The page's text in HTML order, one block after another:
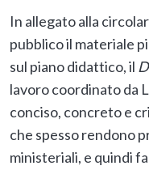
In allegato alla
pubblico il materiale
sul piano didattico, il
lavoro coordinato da
conciso, concreto e
che spesso rendono
ministeriali, e quindi